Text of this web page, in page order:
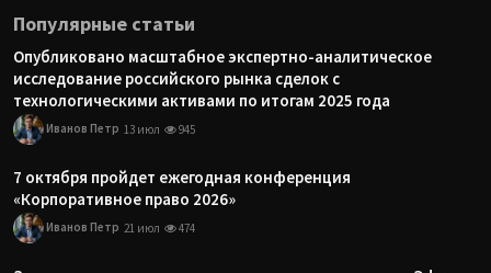
Популярные статьи
Опубликовано масштабное экспертно-аналитическое
исследование российского рынка сделок с
технологическими активами по итогам 2025 года
Иванов Петр 13 июл 945
7 октября пройдет ежегодная конференция
«Корпоративное право 2026»
Иванов Петр 21 июл 474